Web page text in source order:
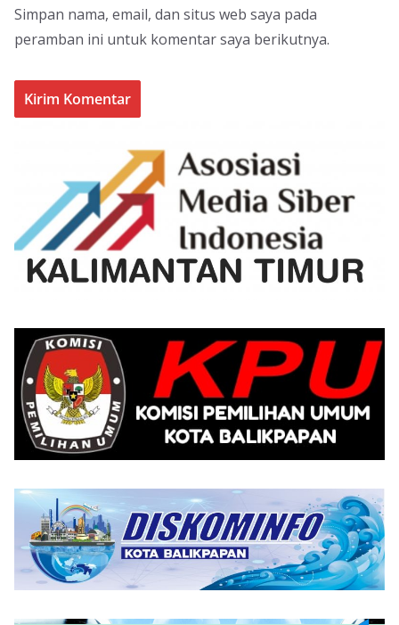
Simpan nama, email, dan situs web saya pada
peramban ini untuk komentar saya berikutnya.